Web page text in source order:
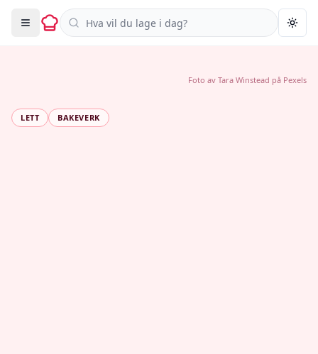
Søk i oppskrifter
LETT BAKEVERK
Foto av Tara Winstead på Pexels